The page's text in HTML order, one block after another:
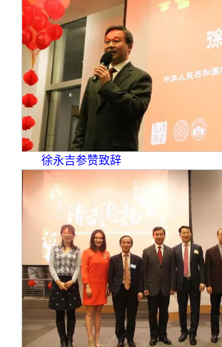
徐永吉参赞致辞